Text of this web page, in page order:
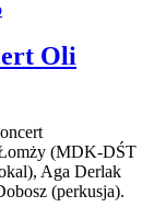
Oli
(MDK-DŚT
Aga Derlak
(perkusja).